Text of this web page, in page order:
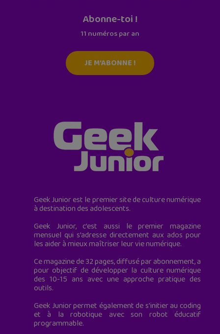
Abonne-toi !
11 numéros par an
JE M'ABONNE !
Geek Junior est le premier site de culture numérique
à destination des adolescents.
Geek Junior, c’est aussi le premier magazine
mensuel qui s’adresse directement aux ados pour
les aider à mieux maîtriser leur vie numérique.
Ce magazine de 32 pages, diffusé par abonnement, a
pour objectif de développer la culture numérique
des 10-15 ans avec une approche pratique des
outils.
Geek Junior permet également de s'initier au coding
et à la robotique avec son robot éducatif
programmable.